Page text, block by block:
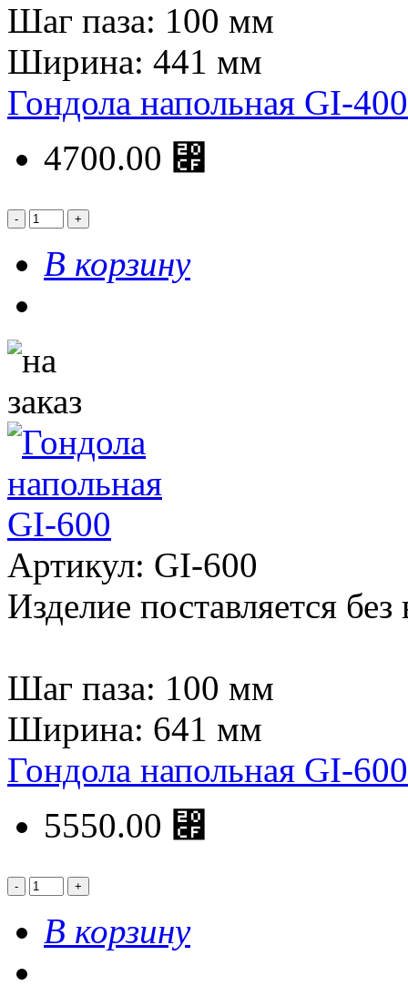
Шаг паза: 100 мм
Ширина: 441 мм
Гондола напольная GI-400
4700.00 ⃏
В корзину
Артикул: GI-600
Изделие поставляется без
Шаг паза: 100 мм
Ширина: 641 мм
Гондола напольная GI-600
5550.00 ⃏
В корзину